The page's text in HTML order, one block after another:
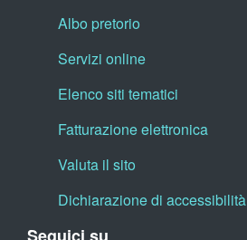
Albo pretorio
Servizi online
Elenco siti tematici
Fatturazione elettronica
Valuta il sito
Dichiarazione di accessibilità